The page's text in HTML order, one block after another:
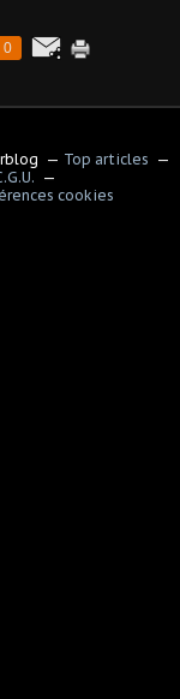
0
Top articles
cookies